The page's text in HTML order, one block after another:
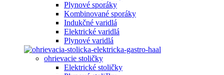
Plynové sporáky
Kombinované sporáky
Indukčné varidlá
Elektrické varidlá
Plynové varidlá
ohrievacie stoličky
Elektrické stoličky